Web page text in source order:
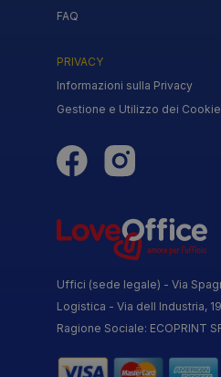
FAQ
PRIVACY
Informazioni sulla Privacy
Gestione e Utilizzo dei Cookie
Uffici (sede legale) - Via
Logistica - Via dell Industria,
Ragione Sociale: ECOPRINT